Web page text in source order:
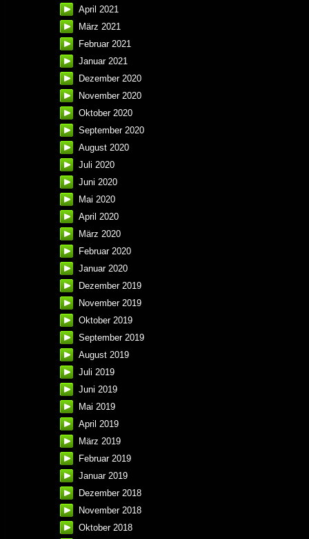
April 2021
März 2021
Februar 2021
Januar 2021
Dezember 2020
November 2020
Oktober 2020
September 2020
August 2020
Juli 2020
Juni 2020
Mai 2020
April 2020
März 2020
Februar 2020
Januar 2020
Dezember 2019
November 2019
Oktober 2019
September 2019
August 2019
Juli 2019
Juni 2019
Mai 2019
April 2019
März 2019
Februar 2019
Januar 2019
Dezember 2018
November 2018
Oktober 2018